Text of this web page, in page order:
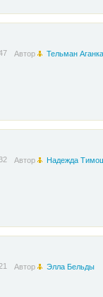
Автор Тельман Аганка
Автор Надежда
Автор Элла Бельды